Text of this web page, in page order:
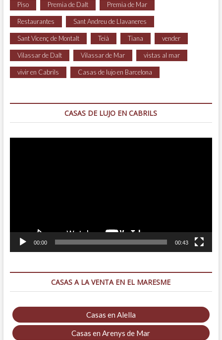
Piso Premia de Dalt Premia de Mar
Restaurantes Sant Andreu de Llavaneres
Sant Vicenç de Montalt Teià Tiana vender
Vilassar de Dalt Vilassar de Mar vistas al mar
vivir en Cabrils Casas de lujo en Barcelona
CASAS DE LUJO EN CABRILS
00:00 00:43
CASAS A LA VENTA EN EL MARESME
Casas en Alella
Casas en Arenys de Mar